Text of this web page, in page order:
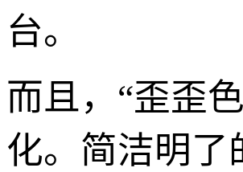
台。
而且，“歪歪
化。简洁明了